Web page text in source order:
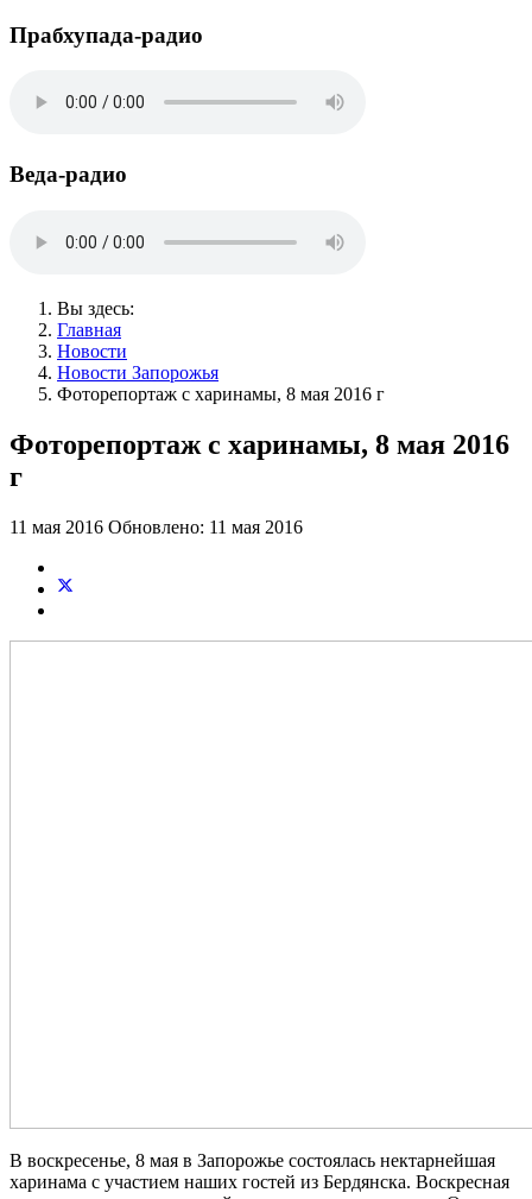
Прабхупада-радио
Веда-радио
Вы здесь:
Главная
Новости
Новости Запорожья
Фоторепортаж с харинамы, 8 мая 2016 г
Фоторепортаж с харинамы, 8 мая 2016
г
11 мая 2016 Обновлено: 11 мая 2016
В воскресенье, 8 мая в Запорожье состоялась нектарнейшая
харинама с участием наших гостей из Бердянска. Воскресная